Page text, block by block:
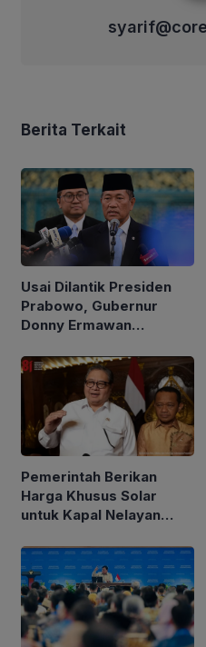
Berita Terkait
Usai Dilantik Presiden
Prabowo, Gubernur
Donny Ermawan
Pembentukan URI
Pemerintah Berikan
Harga Khusus Solar
untuk Kapal Nelayan
GT